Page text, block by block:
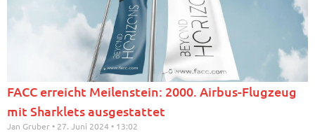
FACC erreicht Meilenstein: 2000. Airbus-Flugzeug
mit Sharklets ausgestattet
Jan Gruber 27. Juni 2024 13:02